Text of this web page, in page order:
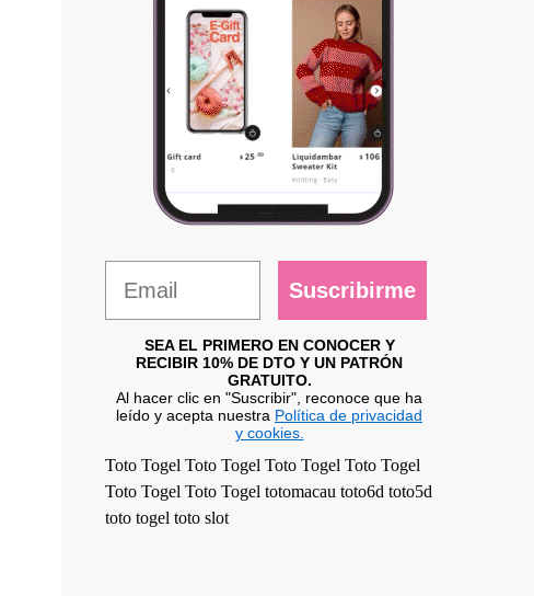
Suscribirme
SEA EL PRIMERO EN CONOCER Y
RECIBIR 10% DE DTO Y UN PATRÓN
GRATUITO.
Al hacer clic en "Suscribir", reconoce que ha
leído y acepta nuestra Política de privacidad
y cookies.
Toto Togel Toto Togel Toto Togel Toto Togel
Toto Togel Toto Togel totomacau toto6d toto5d
toto togel toto slot